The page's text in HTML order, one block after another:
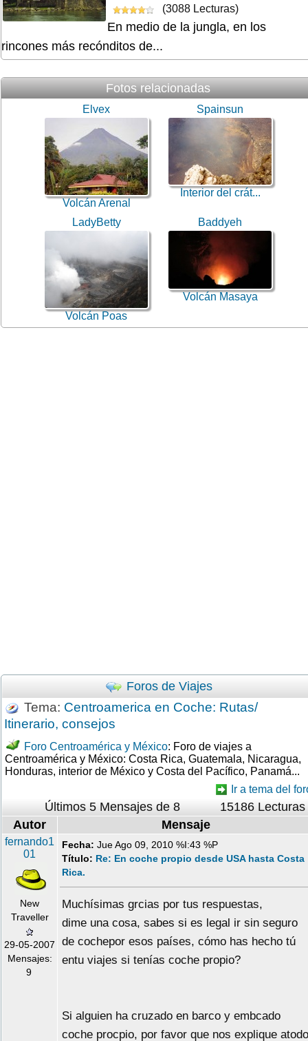
(3088 Lecturas)
En medio de la jungla, en los
rincones más recónditos de...
Fotos relacionadas
Elvex
Volcán Arenal
Spainsun
Interior del crát...
LadyBetty
Volcán Poas
Baddyeh
Volcán Masaya
Foros de Viajes
Tema: Centroamerica en Coche: Rutas/
Itinerario, consejos
Foro Centroamérica y México: Foro de viajes a
Centroamérica y México: Costa Rica, Guatemala, Nicaragua,
Honduras, interior de México y Costa del Pacífico, Panamá...
Ir a tema del
Últimos 5 Mensajes de 8
15186 Lecturas
Autor
Mensaje
fernando1
01
New
Traveller
29-05-2007
Mensajes:
9
Fecha: Jue Ago 09, 2010 %I:43 %P
Título: Re: En coche propio desde USA hasta Costa
Rica.
Muchísimas grcias por tus respuestas,
dime una cosa, sabes si es legal ir sin seguro
de cochepor esos países, cómo has hecho tú
entu viajes si tenías coche propio?
Si alguien ha cruzado en barco y embcado
coche procpio, por favor que nos explique atodo